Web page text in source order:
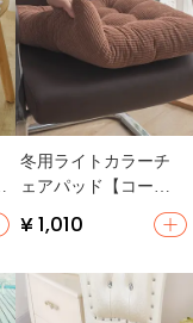
冬用ライトカラーチ
ェアパッド【コーデ
ュロイ・オフィス・
学生用・ソファおよ
¥ 1,010